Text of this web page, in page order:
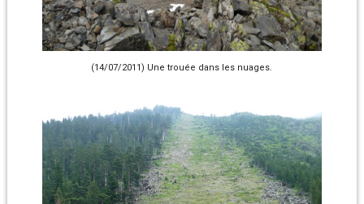
(14/07/2011) Une trouée dans les nuages.